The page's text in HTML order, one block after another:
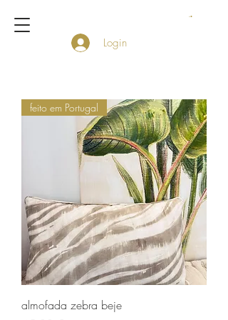
Login
feito em Portugal
almofada zebra beje